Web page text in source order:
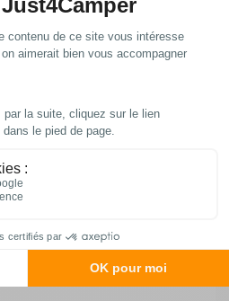
de port
OFFERTS
de 99€
d’achat*
Les meilleurs prix
du web !
car, caravane, fourgon...
du véhicule
mettre sur une porte d'entrée, sur
!
types de serrures pour